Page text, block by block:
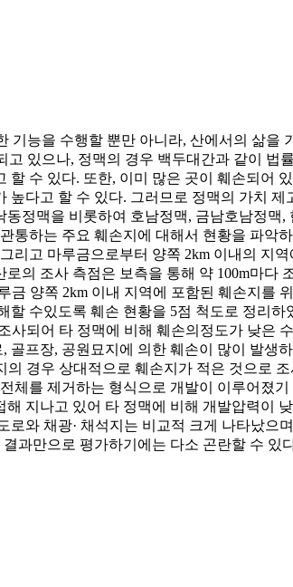
기능을 수행할 뿐만 아니라, 산에서의 삶을
있으나, 정맥의 경우 백두대간과 같이 법
수 있다. 또한, 이미 많은 곳이 훼손되어
다고 할 수 있다. 그러므로 정맥의 가치 제
정맥을 비롯하여 호남정맥, 금남호남정맥,
통하는 주요 훼손지에 대해서 현황을 파악
고 마루금으로부터 양쪽 2km 이내의 지역
의 조사 측점은 보측을 통해 약 100m마다
양쪽 2km 이내 지역에 포함된 훼손지를
수있도록 훼손 현황을 5점 척도로 정리하
사되어 타 정맥에 비해 훼손의정도가 낮은
프장, 공원묘지에 의한 훼손이 많이 발생
경우 상대적으로 훼손지가 적은 것으로
체를 제거하는 형식으로 개발이 이루어졌
지나고 있어 타 정맥에 비해 개발압력이
와 채광· 채석지는 비교적 크게 나타났으
과만으로 평가하기에는 다소 곤란할 수 있